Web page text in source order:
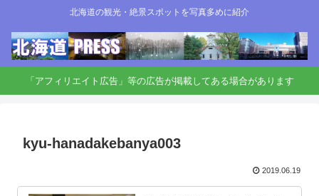
北海道の観光・絶景スポットを写真多めに紹介
「アフィリエイト広告」等の広告が掲載してある場合があります
kyu-hanadakebanya003
2019.06.19